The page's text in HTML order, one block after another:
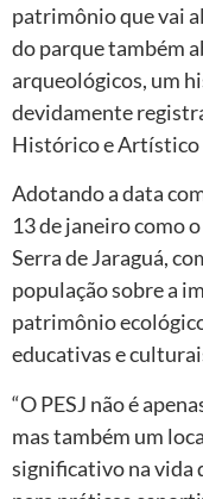
patrimônio que vai
do parque também
arqueológicos, um
devidamente
Histórico e Artístico
Adotando a data
13 de janeiro como
Serra de Jaraguá,
população sobre a
patrimônio
educativas e
“O PESJ não é
mas também um
significativo na vida